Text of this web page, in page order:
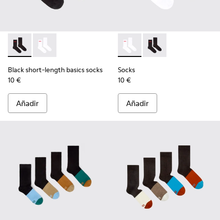
Black short-length basics socks - KA00072-001 - Calcetines
Black short-length basics socks - KA00072-002 -
Black short-length basics socks
10 €
Añadir
Socks - KA00072-002 -
Socks - KA00072-
Socks
10 €
Añadir